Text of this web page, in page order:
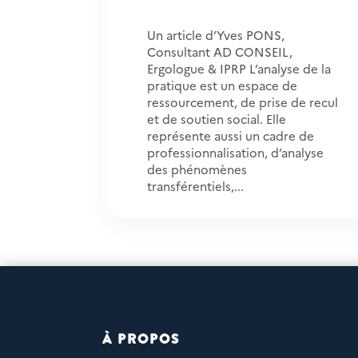
Un article d’Yves PONS,
Consultant AD CONSEIL,
Ergologue & IPRP L’analyse de la
pratique est un espace de
ressourcement, de prise de recul
et de soutien social. Elle
représente aussi un cadre de
professionnalisation, d’analyse
des phénomènes
transférentiels,...
À PROPOS